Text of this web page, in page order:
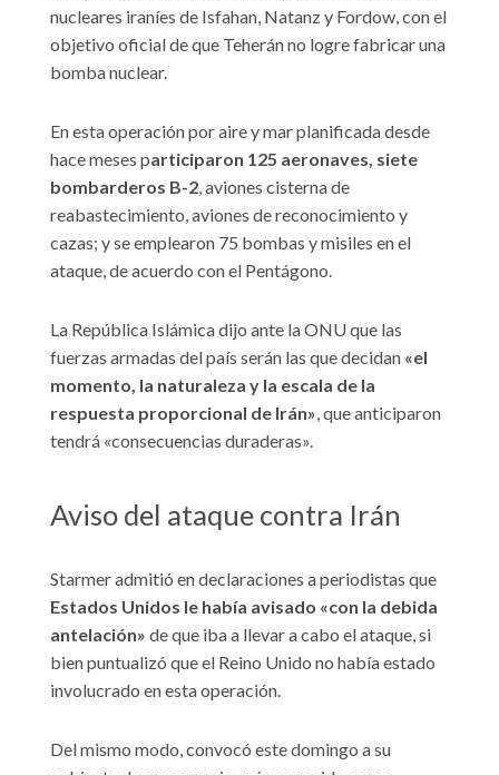
nucleares iraníes de Isfahan, Natanz y Fordow, con el
objetivo oficial de que Teherán no logre fabricar una
bomba nuclear.
En esta operación por aire y mar planificada desde
hace meses participaron 125 aeronaves, siete
bombarderos B-2, aviones cisterna de
reabastecimiento, aviones de reconocimiento y
cazas; y se emplearon 75 bombas y misiles en el
ataque, de acuerdo con el Pentágono.
La República Islámica dijo ante la ONU que las
fuerzas armadas del país serán las que decidan «el
momento, la naturaleza y la escala de la
respuesta proporcional de Irán», que anticiparon
tendrá «consecuencias duraderas».
Aviso del ataque contra Irán
Starmer admitió en declaraciones a periodistas que
Estados Unidos le había avisado «con la debida
antelación» de que iba a llevar a cabo el ataque, si
bien puntualizó que el Reino Unido no había estado
involucrado en esta operación.
Del mismo modo, convocó este domingo a su